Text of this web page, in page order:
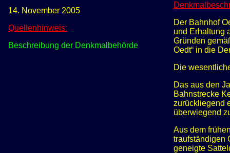
14. November 2005
Quellenhinweis:
Beschreibung der Denkmalbehörde
Der Bahnhof
und Erhaltung
Gründen
Oedt“ in die
Die
Das aus den
Bahnstrecke
zurückliegend
überwiegend
Aus dem
traufständigen
geneigte